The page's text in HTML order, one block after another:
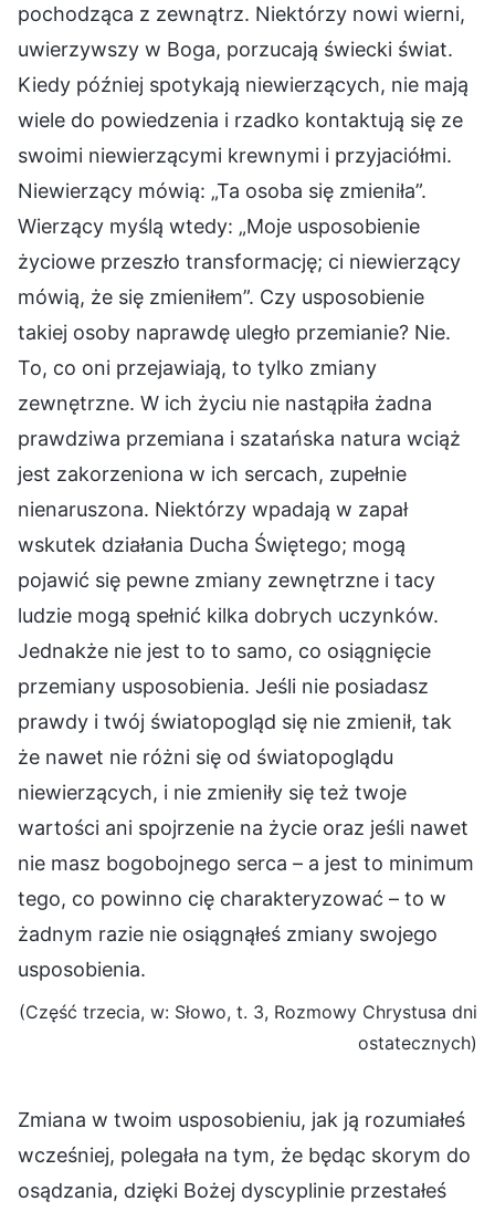
pochodząca z zewnątrz. Niektórzy nowi wierni,
uwierzywszy w Boga, porzucają świecki świat.
Kiedy później spotykają niewierzących, nie mają
wiele do powiedzenia i rzadko kontaktują się ze
swoimi niewierzącymi krewnymi i przyjaciółmi.
Niewierzący mówią: „Ta osoba się zmieniła”.
Wierzący myślą wtedy: „Moje usposobienie
życiowe przeszło transformację; ci niewierzący
mówią, że się zmieniłem”. Czy usposobienie
takiej osoby naprawdę uległo przemianie? Nie.
To, co oni przejawiają, to tylko zmiany
zewnętrzne. W ich życiu nie nastąpiła żadna
prawdziwa przemiana i szatańska natura wciąż
jest zakorzeniona w ich sercach, zupełnie
nienaruszona. Niektórzy wpadają w zapał
wskutek działania Ducha Świętego; mogą
pojawić się pewne zmiany zewnętrzne i tacy
ludzie mogą spełnić kilka dobrych uczynków.
Jednakże nie jest to to samo, co osiągnięcie
przemiany usposobienia. Jeśli nie posiadasz
prawdy i twój światopogląd się nie zmienił, tak
że nawet nie różni się od światopoglądu
niewierzących, i nie zmieniły się też twoje
wartości ani spojrzenie na życie oraz jeśli nawet
nie masz bogobojnego serca – a jest to minimum
tego, co powinno cię charakteryzować – to w
żadnym razie nie osiągnąłeś zmiany swojego
usposobienia.
(Część trzecia, w: Słowo, t. 3, Rozmowy Chrystusa dni
ostatecznych)
Zmiana w twoim usposobieniu, jak ją rozumiałeś
wcześniej, polegała na tym, że będąc skorym do
osądzania, dzięki Bożej dyscyplinie przestałeś